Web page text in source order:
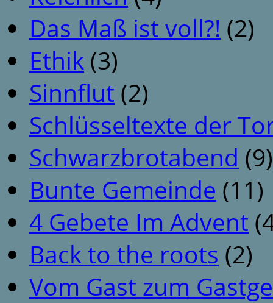
Das Maß ist voll?! (2)
Ethik (3)
Sinnflut (2)
Schlüsseltexte der
Schwarzbrotabend (9)
Bunte Gemeinde (11)
4 Gebete Im Advent
Back to the roots (2)
Vom Gast zum